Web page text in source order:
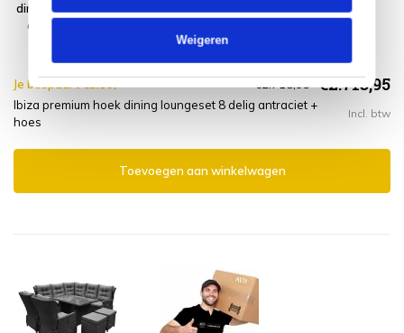
Weigeren
dining loungeset 8
delig antraciet
300x300xH70
Je bespaart €5.00,- €2.718,95 €2.713,95
Ibiza premium hoek dining loungeset 8 delig antraciet +
hoes
Incl. btw
Toevoegen aan winkelwagen